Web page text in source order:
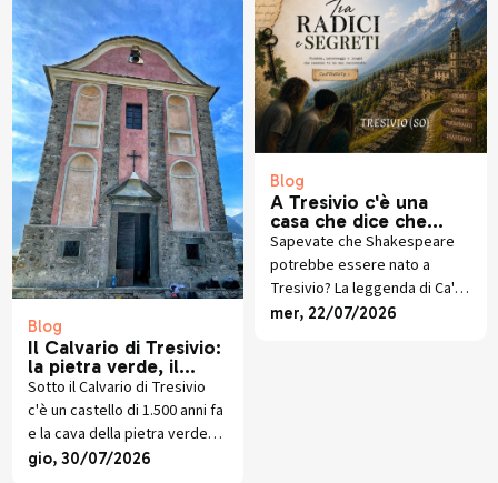
Blog
Il Calvario di Tresivio:
la pietra verde, il
castello scomparso e
lo scavo che sta
riscrivendo la storia
Sotto il Calvario di Tresivio
c'è un castello di 1.500 anni fa
e la cava della pietra verde
che veste ancora oggi la
gio, 30/07/2026
Blog
A Tresivio c'è una
casa che dice che
Shakespeare non era
inglese
Sapevate che Shakespeare
potrebbe essere nato a
Tresivio? La leggenda di Ca'
d'Otello, tra il cognome
mer, 22/07/2026